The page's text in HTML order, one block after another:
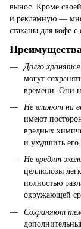
вынос. Кроме
и рекламную —
стаканы для кофе
Долго хранятся
могут
времени. Они
Не влияют на
имеют
вредных
и ухудшить его
Не вредят
целлюлозы
полностью
окружающей
Сохраняют